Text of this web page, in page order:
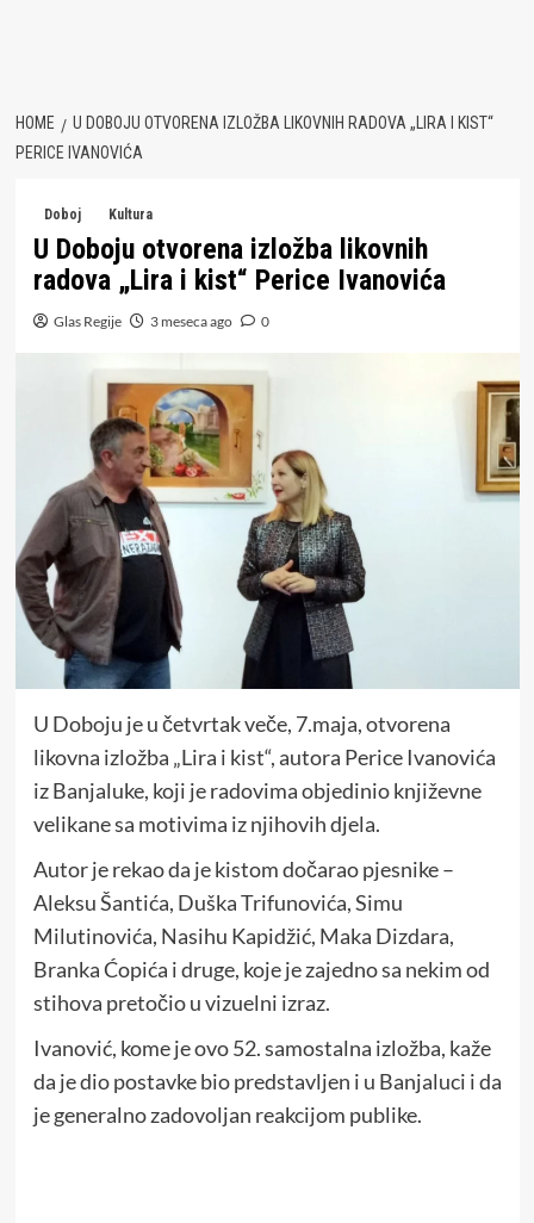
HOME
U DOBOJU OTVORENA IZLOŽBA LIKOVNIH RADOVA „LIRA I KIST“
PERICE IVANOVIĆA
Doboj Kultura
U Doboju otvorena izložba likovnih
radova „Lira i kist“ Perice Ivanovića
Glas Regije 3 meseca ago 0
U Doboju je u četvrtak veče, 7.maja, otvorena
likovna izložba „Lira i kist“, autora Perice Ivanovića
iz Banjaluke, koji je radovima objedinio književne
velikane sa motivima iz njihovih djela.
Autor je rekao da je kistom dočarao pjesnike –
Aleksu Šantića, Duška Trifunovića, Simu
Milutinovića, Nasihu Kapidžić, Maka Dizdara,
Branka Ćopića i druge, koje je zajedno sa nekim od
stihova pretočio u vizuelni izraz.
Ivanović, kome je ovo 52. samostalna izložba, kaže
da je dio postavke bio predstavljen i u Banjaluci i da
je generalno zadovoljan reakcijom publike.